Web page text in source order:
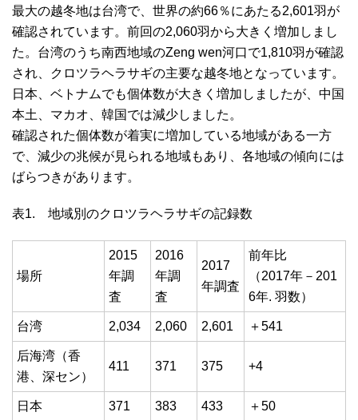
最大の越冬地は台湾で、世界の約66％にあたる2,601羽が
確認されています。前回の2,060羽から大きく増加しまし
た。台湾のうち南西地域のZeng wen河口で1,810羽が確認
され、クロツラヘラサギの主要な越冬地となっています。
日本、ベトナムでも個体数が大きく増加しましたが、中国
本土、マカオ、韓国では減少しました。
確認された個体数が着実に増加している地域がある一方
で、減少の兆候が見られる地域もあり、各地域の傾向には
ばらつきがあります。
表1. 地域別のクロツラヘラサギの記録数
場所
2015
年調
査
2016
年調
査
2017
年調査
前年比
（2017年－201
6年. 羽数）
台湾 2,034 2,060 2,601 ＋541
后海湾（香
港、深セン）
411 371 375 +4
日本 371 383 433 ＋50